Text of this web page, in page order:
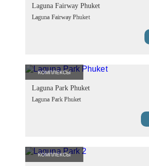
Laguna Fairway Phuket
Laguna Fairway Phuket
КОМПЛЕКСЫ
Laguna Park Phuket
Laguna Park Phuket
КОМПЛЕКСЫ